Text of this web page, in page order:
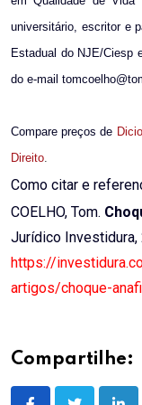
universitário, escritor e
Estadual do NJE/Ciesp
do e-mail
Compare preços de
Direito.
Como citar e
COELHO, Tom.
Jurídico
https://
artigos/choque-
Compartilhe: